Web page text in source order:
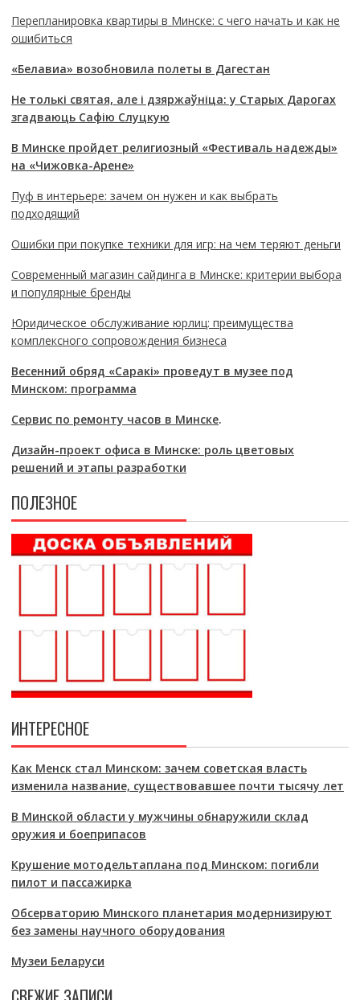
Перепланировка квартиры в Минске: с чего начать и как не
ошибиться
«Белавиа» возобновила полеты в Дагестан
Не толькі святая, але і дзяржаўніца: у Старых Дарогах
згадваюць Сафію Слуцкую
В Минске пройдет религиозный «Фестиваль надежды»
на «Чижовка-Арене»
Пуф в интерьере: зачем он нужен и как выбрать
подходящий
Ошибки при покупке техники для игр: на чем теряют деньги
Современный магазин сайдинга в Минске: критерии выбора
и популярные бренды
Юридическое обслуживание юрлиц: преимущества
комплексного сопровождения бизнеса
Весенний обряд «Саракі» проведут в музее под
Минском: программа
Сервис по ремонту часов в Минске.
Дизайн-проект офиса в Минске: роль цветовых
решений и этапы разработки
ПОЛЕЗНОЕ
ИНТЕРЕСНОЕ
Как Менск стал Минском: зачем советская власть
изменила название, существовавшее почти тысячу лет
В Минской области у мужчины обнаружили склад
оружия и боеприпасов
Крушение мотодельтаплана под Минском: погибли
пилот и пассажирка
Обсерваторию Минского планетария модернизируют
без замены научного оборудования
Музеи Беларуси